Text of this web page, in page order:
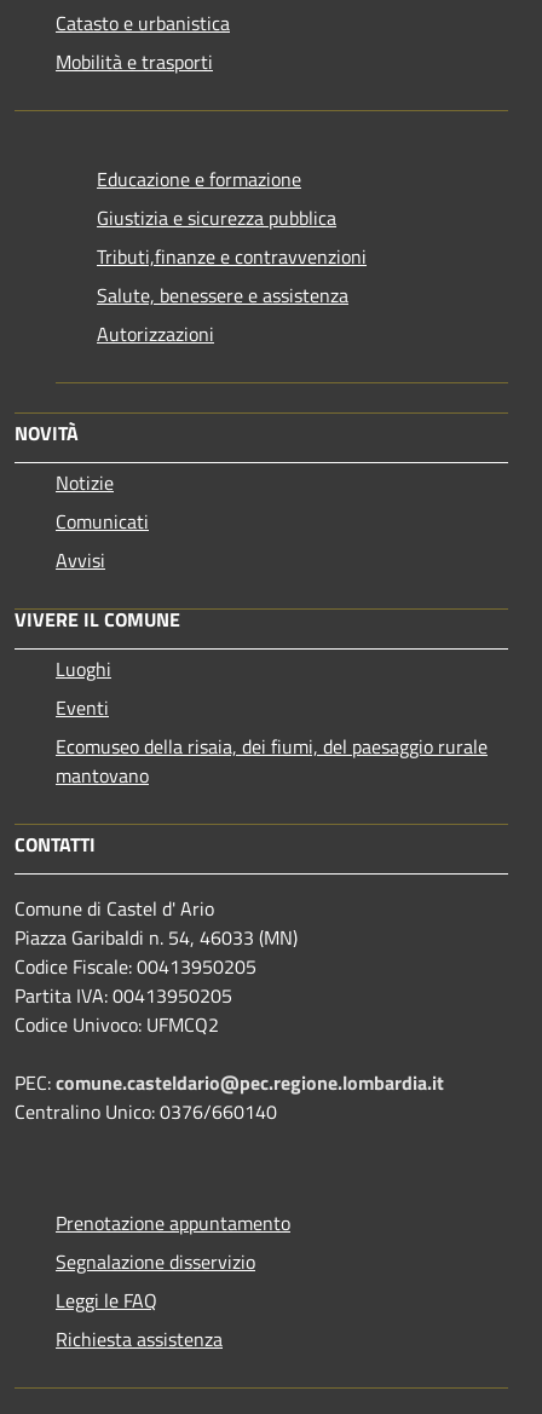
Catasto e urbanistica
Mobilità e trasporti
Educazione e formazione
Giustizia e sicurezza pubblica
Tributi,finanze e contravvenzioni
Salute, benessere e assistenza
Autorizzazioni
NOVITÀ
Notizie
Comunicati
Avvisi
VIVERE IL COMUNE
Luoghi
Eventi
Ecomuseo della risaia, dei fiumi, del paesaggio rurale
mantovano
CONTATTI
Comune di Castel d' Ario
Piazza Garibaldi n. 54, 46033 (MN)
Codice Fiscale: 00413950205
Partita IVA: 00413950205
Codice Univoco: UFMCQ2
PEC:comune.casteldario@pec.regione.lombardia.it
Centralino Unico: 0376/660140
Prenotazione appuntamento
Segnalazione disservizio
Leggi le FAQ
Richiesta assistenza